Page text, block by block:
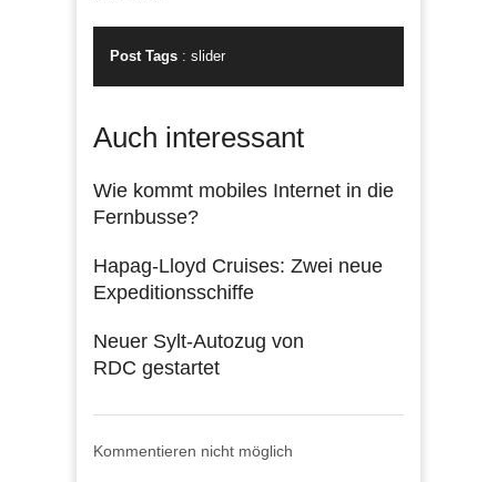
Post Tags : slider
Auch interessant
Wie kommt mobiles Internet in die
Fernbusse?
Hapag-Lloyd Cruises: Zwei neue
Expeditionsschiffe
Neuer Sylt-Autozug von
RDC gestartet
Kommentieren nicht möglich